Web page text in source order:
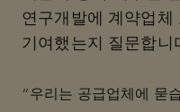
연구개발에 계약업
기여했는지 질문합니
“우리는 공급업체에 묻